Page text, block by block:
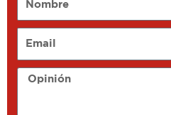
Opinión